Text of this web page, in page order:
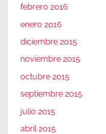
febrero 2016
enero 2016
diciembre 2015
noviembre 2015
octubre 2015
septiembre 2015
julio 2015
abril 2015